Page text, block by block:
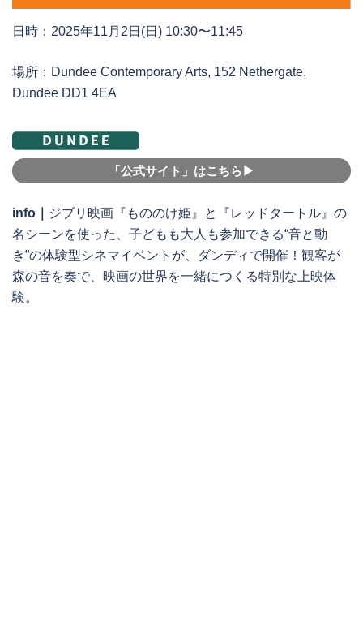
日時：2025年11月2日(日) 10:30〜11:45
場所：Dundee Contemporary Arts, 152 Nethergate,
Dundee DD1 4EA
「公式サイト」はこちら▶︎
info｜
ジブリ映画『もののけ姫』と『レッドタートル』の
名シーンを使った、子どもも大人も参加できる“音と動
き”の体験型シネマイベントが、ダンディで開催！観客が
森の音を奏で、映画の世界を一緒につくる特別な上映体
験。